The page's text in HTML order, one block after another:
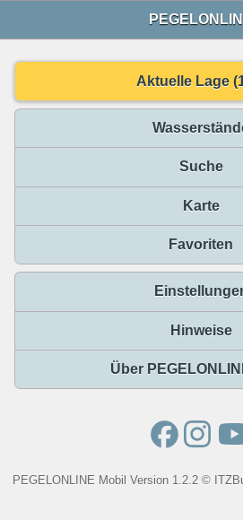
Aktuelle Lage
Suche
Karte
Favoriten
Hinweise
Über
PEGELONLINE Mobil Version 1.2.2 ©